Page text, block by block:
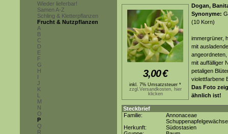
Wieder lieferbar!
Samen A-Z
Schling & Kletterpflanzen
Frucht & Nutzpflanzen
A
B
C
D
E
F
G
H
I
J
K
L
M
N
O
P
Q
R
3,00€
inkl. 7% Umsatzsteuer *
zzgl.Versandkosten, hier
klicken
Dogan,
Synonyme:
(10 Korn)
immergrüner,
mit
mit auffälliger
petaligen
violettfarbene
Das Foto
ähnlich ist!
Steckbrief
Familie:
Annonaceae
Schuppenapfelgewächse
Herkunft:
Südostasien